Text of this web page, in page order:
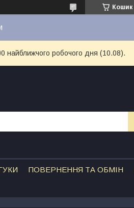
Кошик
найближчого робочого дня (10.08).
ПОВЕРНЕННЯ ТА ОБМІН